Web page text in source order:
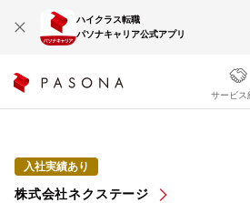
ハイクラス転職
パソナキャリア公式アプリ
サービス
入社実績あり
株式会社ネクステージ